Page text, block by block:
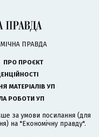
ПРАВДА
ПРО ПРОЄКТ
МАТЕРІАЛІВ УП
РОБОТИ УП
за умови посилання (для
на "Економічну правду".